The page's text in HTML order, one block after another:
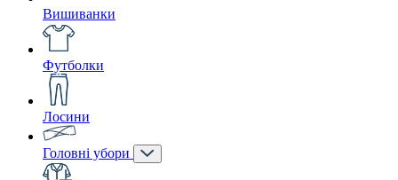
Вишиванки
Футболки
Лосини
Головні убори